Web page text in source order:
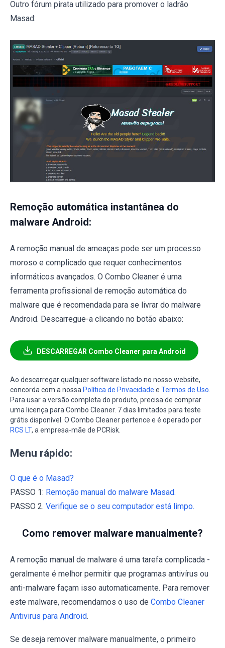
Outro fórum pirata utilizado para promover o ladrão
Masad:
Remoção automática instantânea do
malware Android:
A remoção manual de ameaças pode ser um processo
moroso e complicado que requer conhecimentos
informáticos avançados. O Combo Cleaner é uma
ferramenta profissional de remoção automática do
malware que é recomendada para se livrar do malware
Android. Descarregue-a clicando no botão abaixo:
DESCARREGAR Combo Cleaner para Android
Ao descarregar qualquer software listado no nosso website,
concorda com a nossa Política de Privacidade e Termos de Uso
Para usar a versão completa do produto, precisa de comprar
uma licença para Combo Cleaner. 7 dias limitados para teste
grátis disponível. O Combo Cleaner pertence e é operado por
RCS LT, a empresa-mãe de PCRisk.
Menu rápido:
O que é o Masad?
PASSO 1: Remoção manual do malware Masad.
PASSO 2. Verifique se o seu computador está limpo.
Como remover malware manualmente?
A remoção manual de malware é uma tarefa complicada -
geralmente é melhor permitir que programas antivírus ou
anti-malware façam isso automaticamente. Para remover
este malware, recomendamos o uso de Combo Cleaner
Antivirus para Android.
Se deseja remover malware manualmente, o primeiro